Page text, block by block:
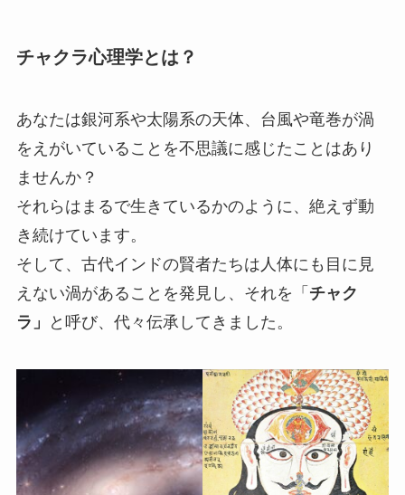
チャクラ心理学とは？
あなたは銀河系や太陽系の天体、台風や竜巻が渦
をえがいていることを不思議に感じたことはあり
ませんか？
それらはまるで生きているかのように、絶えず動
き続けています。
そして、古代インドの賢者たちは人体にも目に見
えない渦があることを発見し、それを「 チャク
ラ」
と呼び、代々伝承してきました。